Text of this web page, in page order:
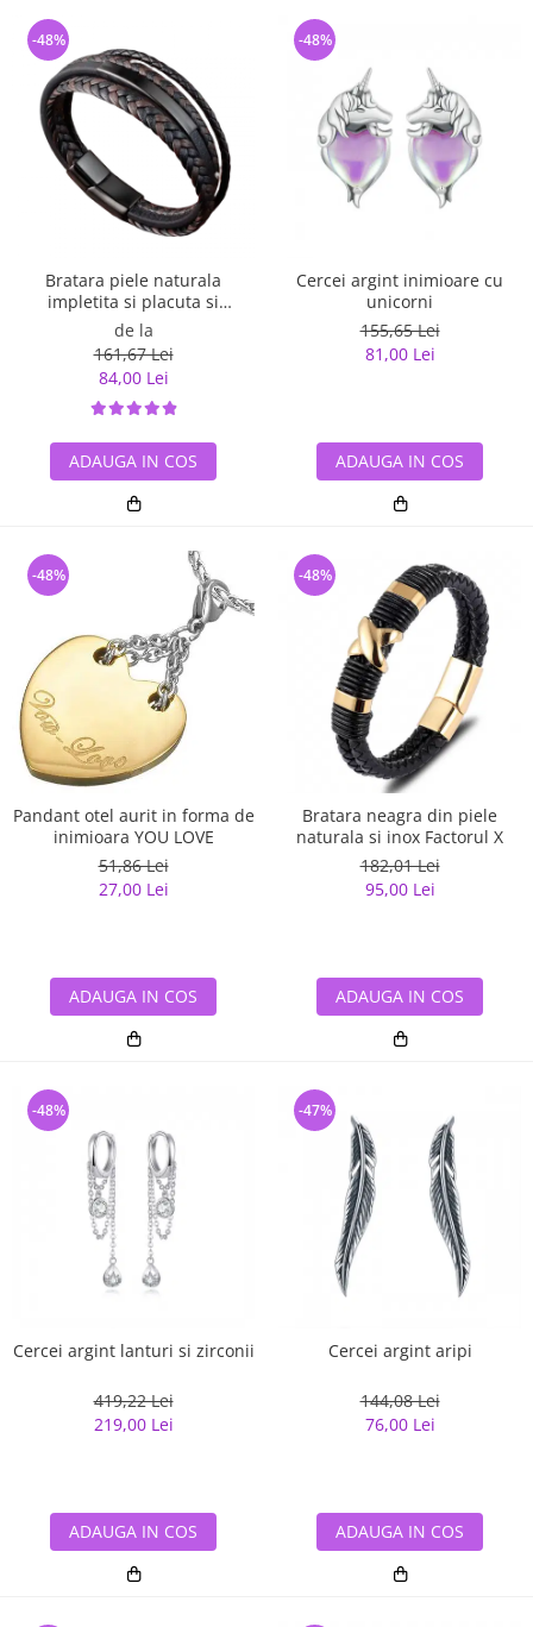
Bratara piele naturala
impletita si placuta si
inchizatoare din inox
de la
161,67 Lei
84,00 Lei
-48%
ADAUGA IN COS
Cercei argint inimioare cu
unicorni
155,65 Lei
81,00 Lei
-48%
ADAUGA IN COS
Pandant otel aurit in forma de
inimioara YOU LOVE
51,86 Lei
27,00 Lei
-48%
ADAUGA IN COS
Bratara neagra din piele
naturala si inox Factorul X
182,01 Lei
95,00 Lei
-48%
ADAUGA IN COS
Cercei argint lanturi si zirconii
419,22 Lei
219,00 Lei
-48%
ADAUGA IN COS
Cercei argint aripi
144,08 Lei
76,00 Lei
-47%
ADAUGA IN COS